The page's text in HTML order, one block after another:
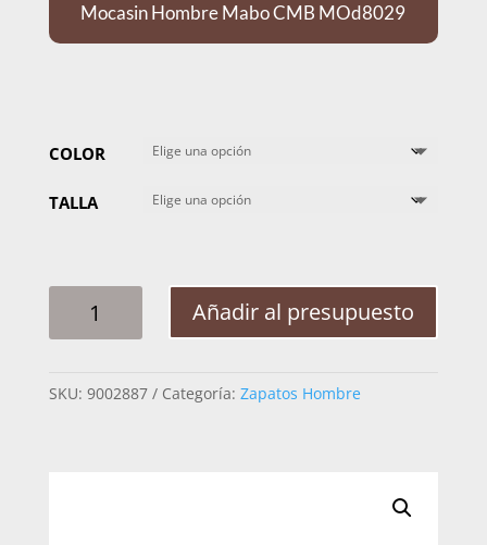
Mocasin Hombre Mabo CMB MOd8029
COLOR
TALLA
HOMBRE
MOD8029
Añadir al presupuesto
SKU: 9002887 Categoría: Zapatos Hombre